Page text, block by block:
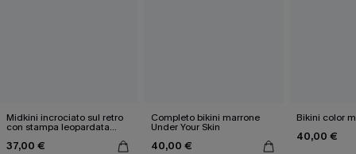
Midkini incrociato sul retro
con stampa leopardata
37,00 €
Completo bikini marrone
Under Your Skin
40,00 €
Bikini color
40,00 €